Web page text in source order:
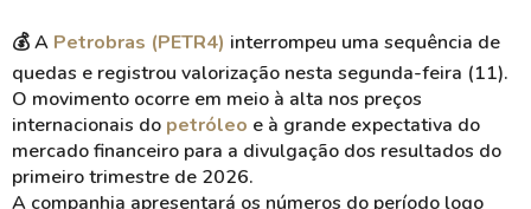
💰A Petrobras (PETR4) interrompeu uma sequência de
quedas e registrou valorização nesta segunda-feira (11).
O movimento ocorre em meio à alta nos preços
internacionais do petróleo e à grande expectativa do
mercado financeiro para a divulgação dos resultados do
primeiro trimestre de 2026.
A companhia apresentará os números do período logo